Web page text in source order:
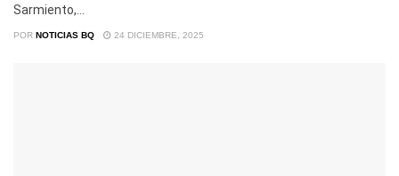
Sarmiento,...
POR NOTICIAS BQ 24 DICIEMBRE, 2025